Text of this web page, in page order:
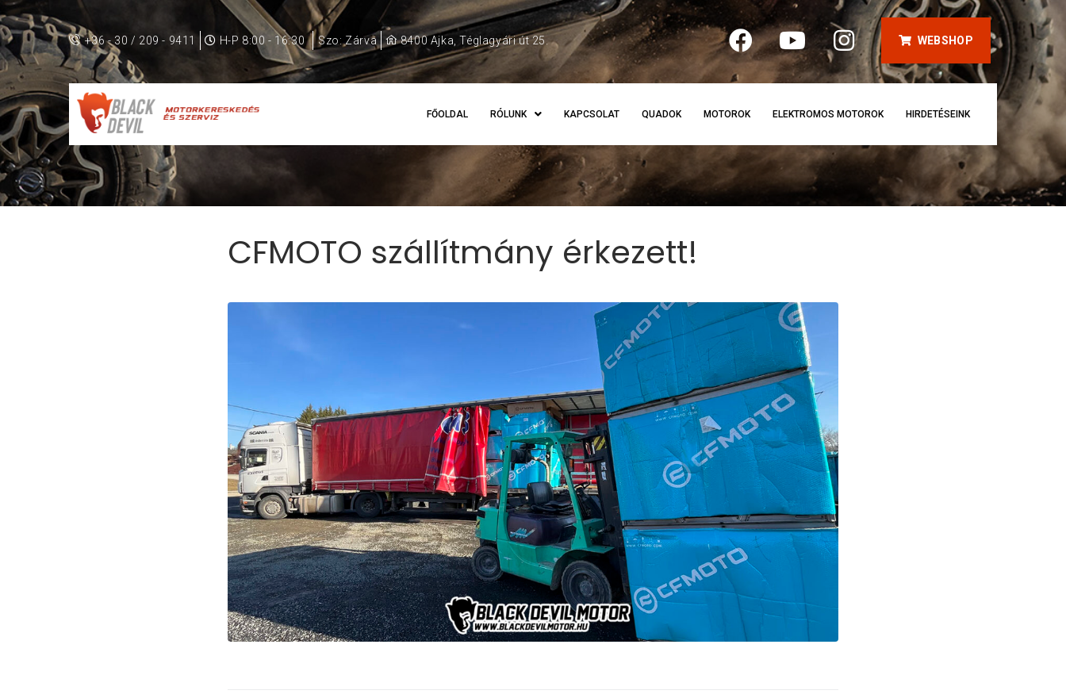
+36 - 30 / 209 - 9411 H-P 8:00 - 16:30 Szo: Zárva 8400 Ajka, Téglagyári út 25. WEBSHOP
FŐOLDAL RÓLUNK KAPCSOLAT QUADOK MOTOROK ELEKTROMOS MOTOROK HIRDETÉSEINK
CFMOTO szállítmány érkezett!
CFMOTO szállítmány érkezett!